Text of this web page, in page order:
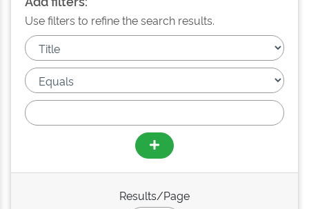
Use filters to refine the search results.
Results/Page